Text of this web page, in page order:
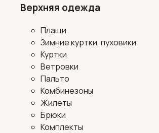
Верхняя одежда
Плащи
Зимние куртки, пуховики
Куртки
Ветровки
Пальто
Комбинезоны
Жилеты
Брюки
Комплекты